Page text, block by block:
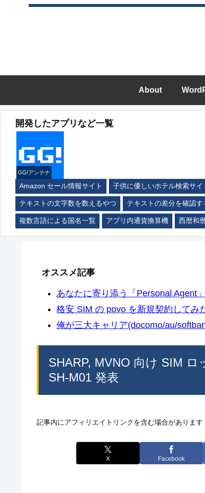
About
開発したアプリなど一覧
GG!アンテナ
Amazon セール情報サイト 子供に優しいホテル検索サイ
テキストの文字数を数えるやつ テキストの差分を確認す
複数言語による国名一覧 アプリ内通貨換算機 西暦和
オススメ記事
あなたに寄り添う「Personal Agent
格安 SIM の povo を新規契約してみ
俺が三大キャリア(docomo/au/
SHARP, MVNO 向け SIM
SH-M01 発表
記事内にアフィリエイトリンクを含む場合があります
X Facebook